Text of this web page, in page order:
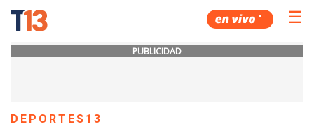
☰
PUBLICIDAD
DEPORTES13